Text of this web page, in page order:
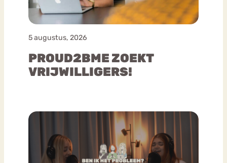
5 augustus, 2026
PROUD2BME ZOEKT
VRIJWILLIGERS!